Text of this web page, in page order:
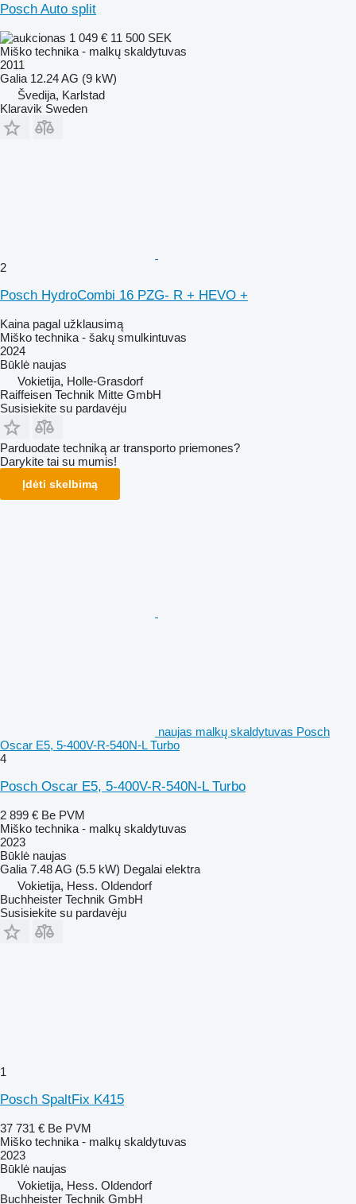
Posch Auto split
1 049 € 11 500 SEK
Miško technika - malkų skaldytuvas
2011
Galia 12.24 AG (9 kW)
Švedija, Karlstad
Klaravik Sweden
2
Posch HydroCombi 16 PZG- R + HEVO +
Kaina pagal užklausimą
Miško technika - šakų smulkintuvas
2024
Būklė naujas
Vokietija, Holle-Grasdorf
Raiffeisen Technik Mitte GmbH
Susisiekite su pardavėju
Parduodate techniką ar transporto priemones?
Darykite tai su mumis!
Įdėti skelbimą
naujas malkų skaldytuvas Posch
Oscar E5, 5-400V-R-540N-L Turbo
4
Posch Oscar E5, 5-400V-R-540N-L Turbo
2 899 € Be PVM
Miško technika - malkų skaldytuvas
2023
Būklė naujas
Galia 7.48 AG (5.5 kW) Degalai elektra
Vokietija, Hess. Oldendorf
Buchheister Technik GmbH
Susisiekite su pardavėju
1
Posch SpaltFix K415
37 731 € Be PVM
Miško technika - malkų skaldytuvas
2023
Būklė naujas
Vokietija, Hess. Oldendorf
Buchheister Technik GmbH